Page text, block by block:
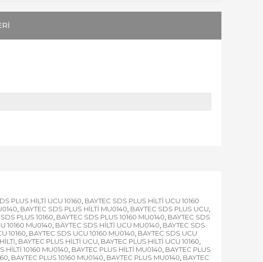
PLUS HİLTİ UCU 10160, BAYTEC SDS PLUS HİLTİ UCU 10160
, BAYTEC SDS PLUS HİLTİ MU0140, BAYTEC SDS PLUS UCU,
PLUS 10160, BAYTEC SDS PLUS 10160 MU0140, BAYTEC SDS
10160 MU0140, BAYTEC SDS HİLTİ UCU MU0140, BAYTEC SDS
10160, BAYTEC SDS UCU 10160 MU0140, BAYTEC SDS UCU
, BAYTEC PLUS HİLTİ UCU, BAYTEC PLUS HİLTİ UCU 10160,
HİLTİ 10160 MU0140, BAYTEC PLUS HİLTİ MU0140, BAYTEC PLUS
, BAYTEC PLUS 10160 MU0140, BAYTEC PLUS MU0140, BAYTEC